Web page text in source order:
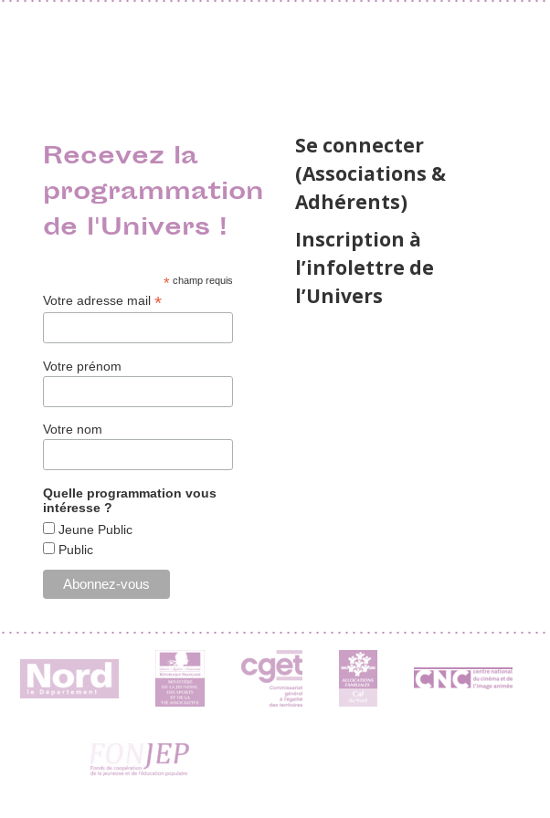
Recevez la
programmation
de l'Univers !
*champ requis
Votre adresse mail*
Votre prénom
Votre nom
Quelle programmation vous
intéresse ?
Jeune Public
Public
Se connecter
(Associations &
Adhérents)
Inscription à
l’infolettre de
l’Univers